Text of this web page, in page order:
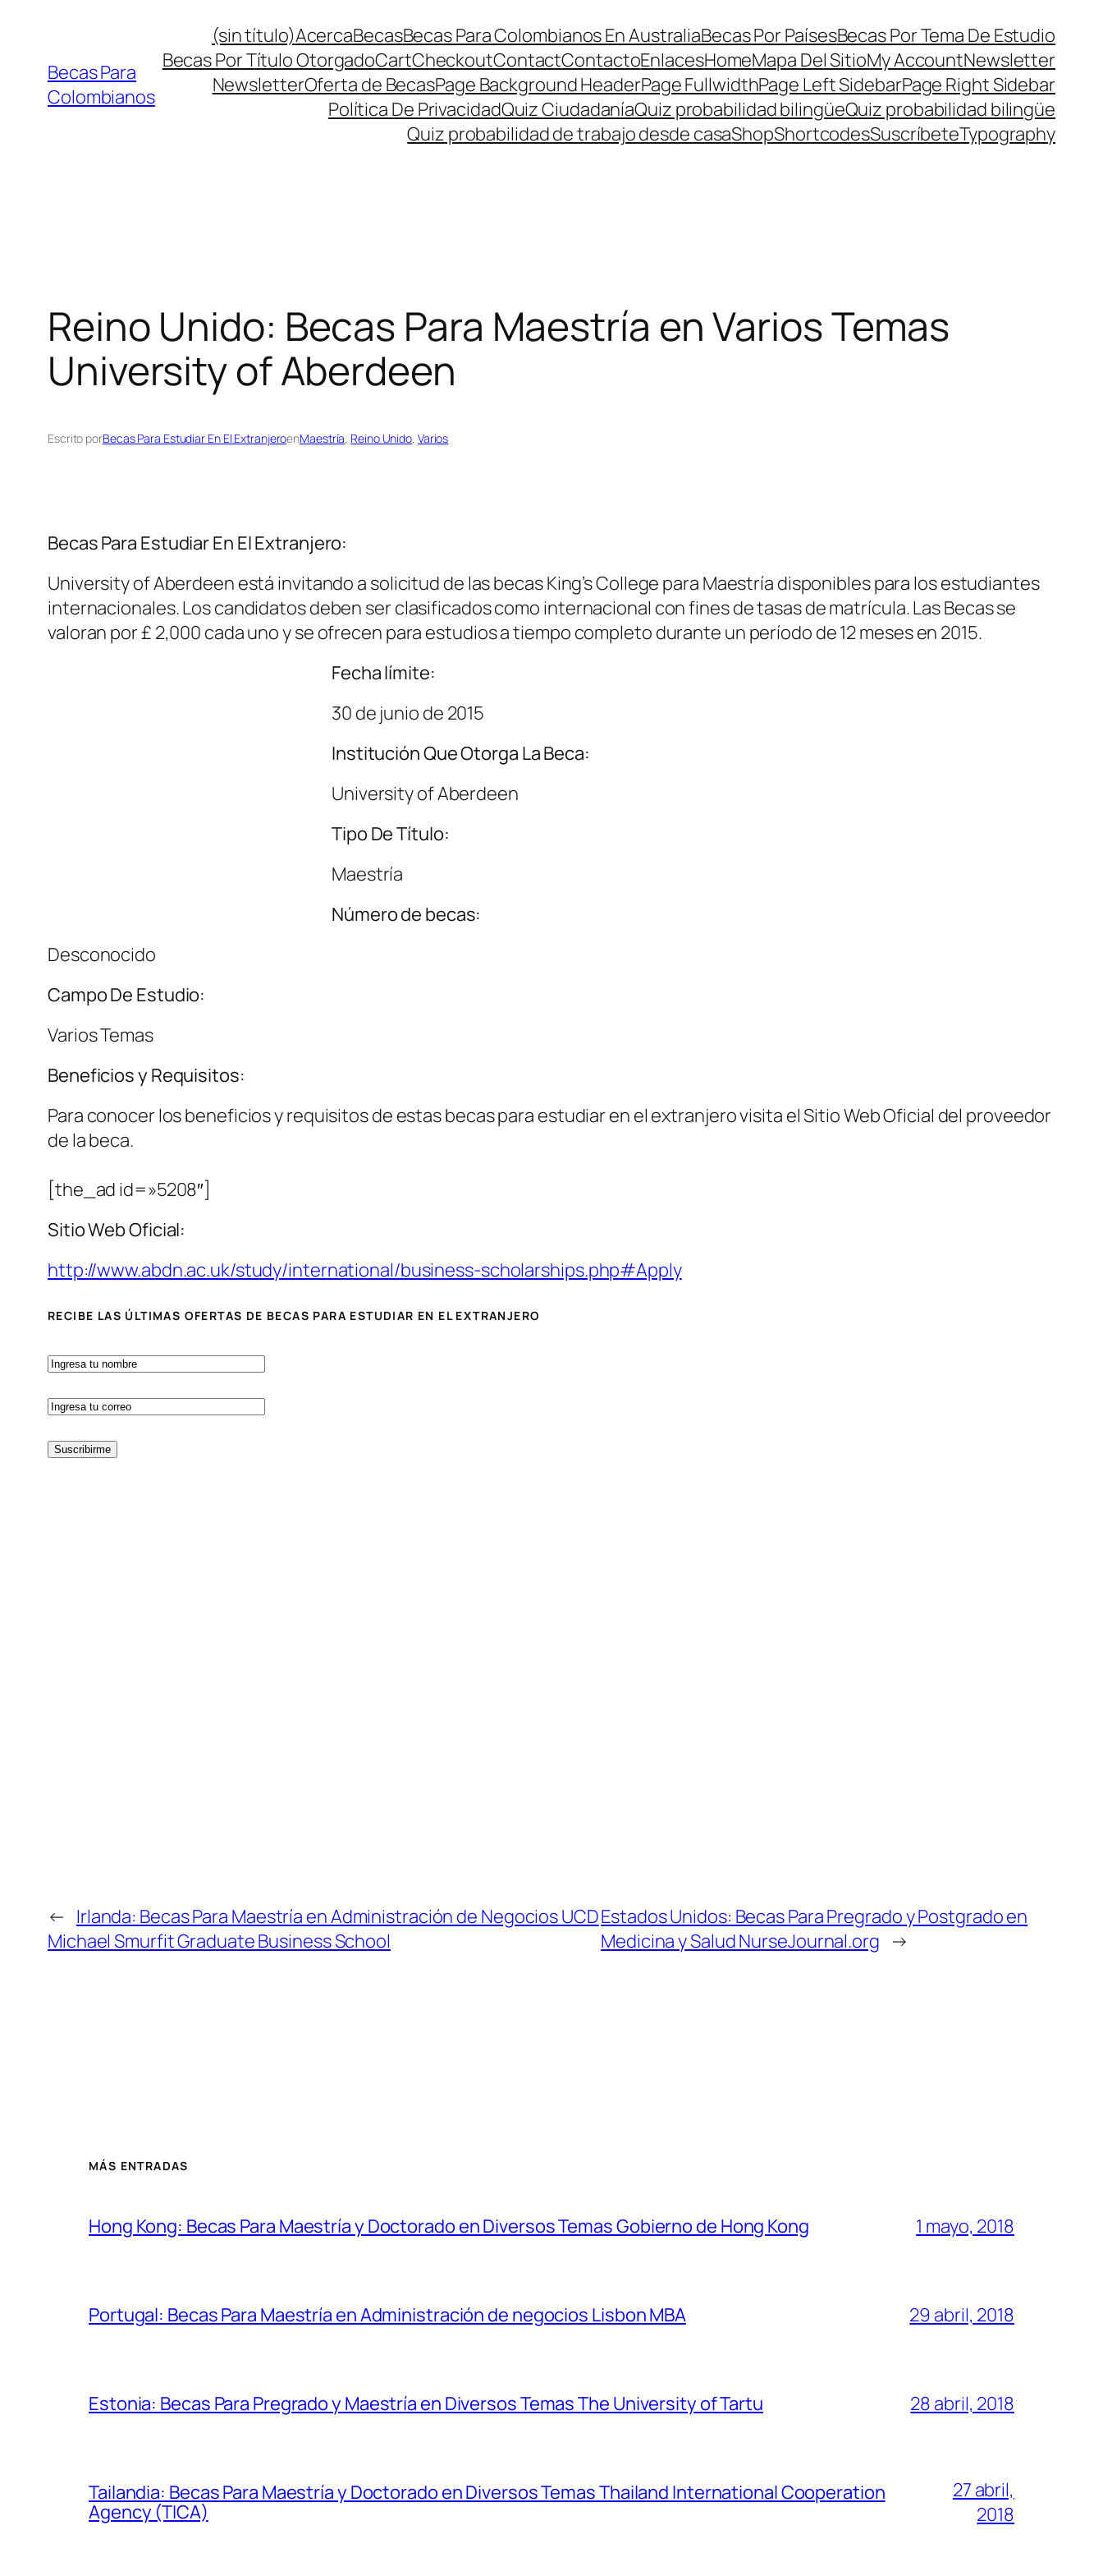
contenido
Becas Para
Colombianos
(sin título)AcercaBecasBecas Para Colombianos En AustraliaBecas Por PaísesBecas Por Tema De Estudio
Becas Por Título OtorgadoCartCheckoutContactContactoEnlacesHomeMapa Del SitioMy AccountNewsletter
NewsletterOferta de BecasPage Background HeaderPage FullwidthPage Left SidebarPage Right Sidebar
Política De PrivacidadQuiz CiudadaníaQuiz probabilidad bilingüeQuiz probabilidad bilingüe
Quiz probabilidad de trabajo desde casaShopShortcodesSuscríbeteTypography
Reino Unido: Becas Para Maestría en Varios Temas
University of Aberdeen
Escrito porBecas Para Estudiar En El ExtranjeroenMaestría, Reino Unido, Varios
Becas Para Estudiar En El Extranjero:
University of Aberdeen está invitando a solicitud de las becas King’s College para Maestría disponibles para los estudiantes
internacionales. Los candidatos deben ser clasificados como internacional con fines de tasas de matrícula. Las Becas se
valoran por £ 2,000 cada uno y se ofrecen para estudios a tiempo completo durante un período de 12 meses en 2015.
Fecha límite:
30 de junio de 2015
Institución Que Otorga La Beca:
University of Aberdeen
Tipo De Título:
Maestría
Número de becas:
Desconocido
Campo De Estudio:
Varios Temas
Beneficios y Requisitos:
Para conocer los beneficios y requisitos de estas becas para estudiar en el extranjero visita el Sitio Web Oficial del proveedor
de la beca.
[the_ad id=»5208″]
Sitio Web Oficial:
http://www.abdn.ac.uk/study/international/business-scholarships.php#Apply
RECIBE LAS ÚLTIMAS OFERTAS DE BECAS PARA ESTUDIAR EN EL EXTRANJERO
← Irlanda: Becas Para Maestría en Administración de Negocios UCD
Michael Smurfit Graduate Business School
Estados Unidos: Becas Para Pregrado y Postgrado en
Medicina y Salud NurseJournal.org →
MÁS ENTRADAS
Hong Kong: Becas Para Maestría y Doctorado en Diversos Temas Gobierno de Hong Kong 1 mayo, 2018
Portugal: Becas Para Maestría en Administración de negocios Lisbon MBA 29 abril, 2018
Estonia: Becas Para Pregrado y Maestría en Diversos Temas The University of Tartu 28 abril, 2018
Tailandia: Becas Para Maestría y Doctorado en Diversos Temas Thailand International Cooperation
Agency (TICA)
27 abril,
2018